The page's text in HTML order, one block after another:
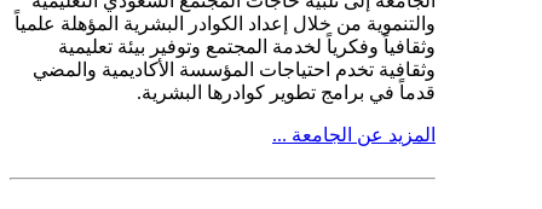
والتنموية من خلال إعداد الكوادر البشرية المؤهلة علمياً
وثقافياً وفكرياً لخدمة المجتمع وتوفير بيئة تعليمية
وثقافية تخدم احتياجات المؤسسة الأكاديمية والمضي
قدماً في برامج تطوير كوادرها البشرية.
المزيد عن الجامعة ...